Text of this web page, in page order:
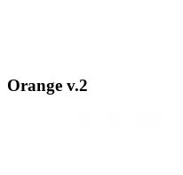
Orange v.2